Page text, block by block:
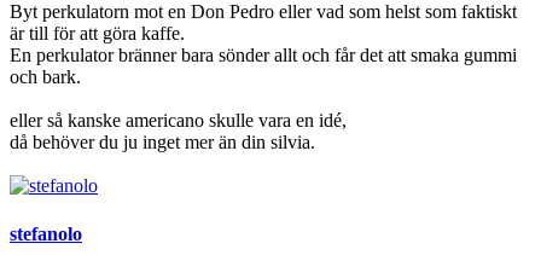
Byt perkulatorn mot en Don Pedro eller vad som helst som faktiskt
är till för att göra kaffe.
En perkulator bränner bara sönder allt och får det att smaka gummi
och bark.
eller så kanske americano skulle vara en idé,
då behöver du ju inget mer än din silvia.
stefanolo